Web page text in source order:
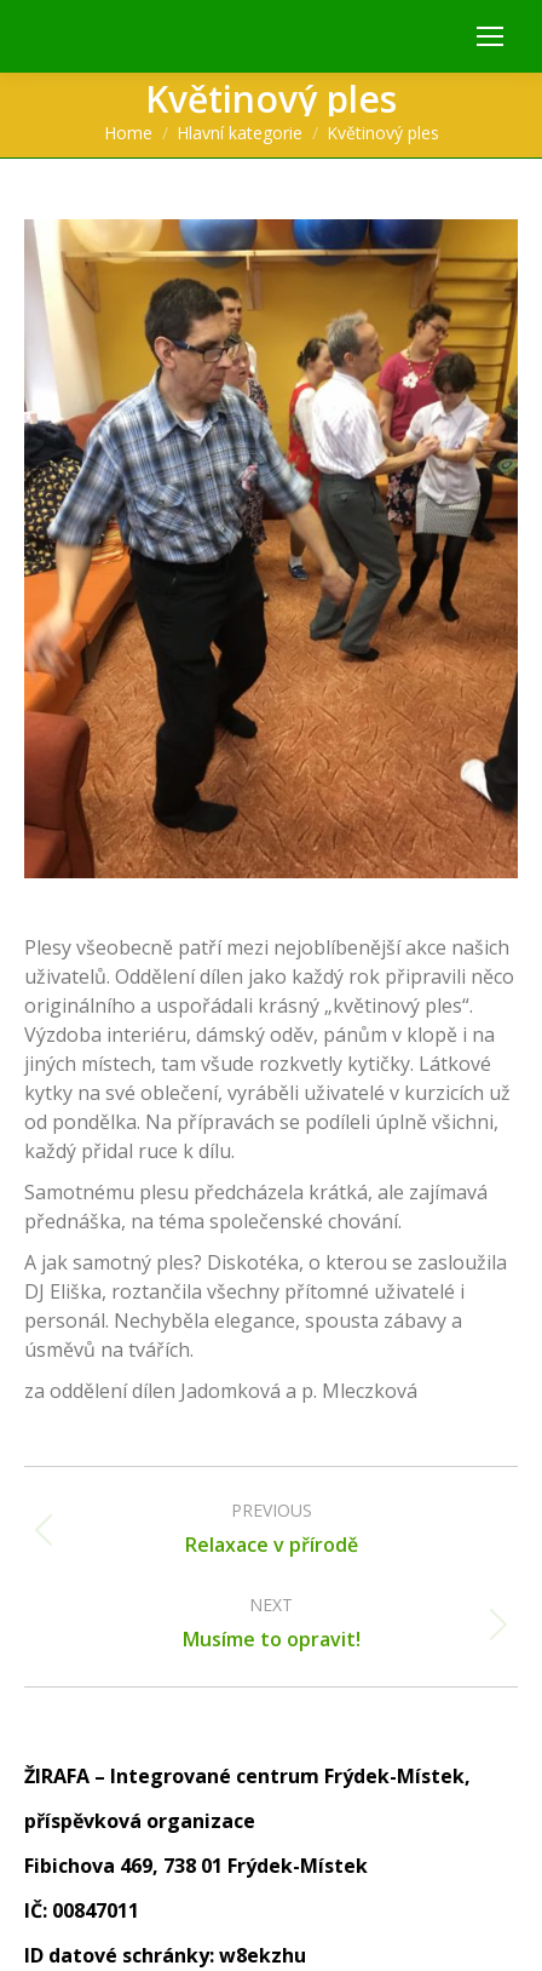
Květinový ples
You are here:
Home Hlavní kategorie Květinový ples
Plesy všeobecně patří mezi nejoblíbenější akce našich
uživatelů. Oddělení dílen jako každý rok připravili něco
originálního a uspořádali krásný „květinový ples“.
Výzdoba interiéru, dámský oděv, pánům v klopě i na
jiných místech, tam všude rozkvetly kytičky. Látkové
kytky na své oblečení, vyráběli uživatelé v kurzicích už
od pondělka. Na přípravách se podíleli úplně všichni,
každý přidal ruce k dílu.
Samotnému plesu předcházela krátká, ale zajímavá
přednáška, na téma společenské chování.
A jak samotný ples? Diskotéka, o kterou se zasloužila
DJ Eliška, roztančila všechny přítomné uživatelé i
personál. Nechyběla elegance, spousta zábavy a
úsměvů na tvářích.
za oddělení dílen Jadomková a p. Mleczková
navigation
PREVIOUS
Previous
Relaxace v přírodě
NEXT
Next
Musíme to opravit!
ŽIRAFA – Integrované centrum Frýdek-Místek,
příspěvková organizace
Fibichova 469, 738 01 Frýdek-Místek
IČ: 00847011
ID datové schránky: w8ekzhu